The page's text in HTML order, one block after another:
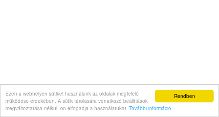
Rendben
Ezen a webhelyen sütiket használunk az oldalak megfelelő
működése érdekében. A sütik tárolására vonatkozó beállítások
megváltoztatása nélkül, ön elfogadja a használatukat. További információ.